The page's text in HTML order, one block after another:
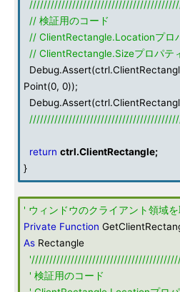
// 検証用のコード
// ClientRectangle.Locationプロ
// ClientRectangle.Sizeプロパテ
Point(0, 0));
return ctrl.ClientRectangle;
}
' ウィンドウのクライアント領域
Private Function
As Rectangle
' 検証用のコード